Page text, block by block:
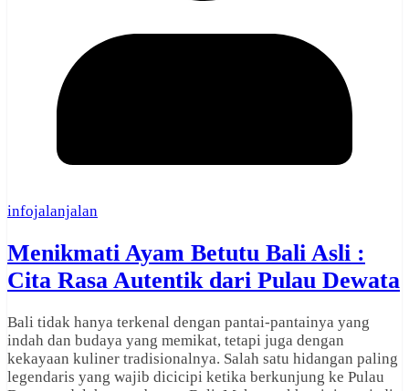
infojalanjalan
Menikmati Ayam Betutu Bali Asli :
Cita Rasa Autentik dari Pulau Dewata
Bali tidak hanya terkenal dengan pantai-pantainya yang
indah dan budaya yang memikat, tetapi juga dengan
kekayaan kuliner tradisionalnya. Salah satu hidangan paling
legendaris yang wajib dicicipi ketika berkunjung ke Pulau